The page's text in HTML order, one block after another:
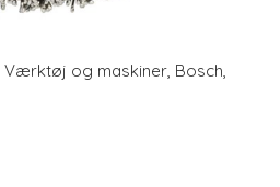
Værktøj og maskiner, Bosch,